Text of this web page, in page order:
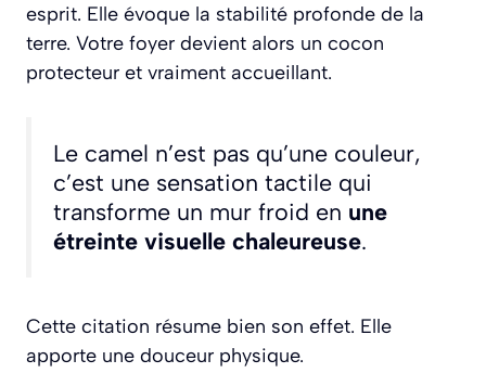
esprit. Elle évoque la stabilité profonde de la
terre. Votre foyer devient alors un cocon
protecteur et vraiment accueillant.
Le camel n’est pas qu’une couleur,
c’est une sensation tactile qui
transforme un mur froid en une
étreinte visuelle chaleureuse.
Cette citation résume bien son effet. Elle
apporte une douceur physique.